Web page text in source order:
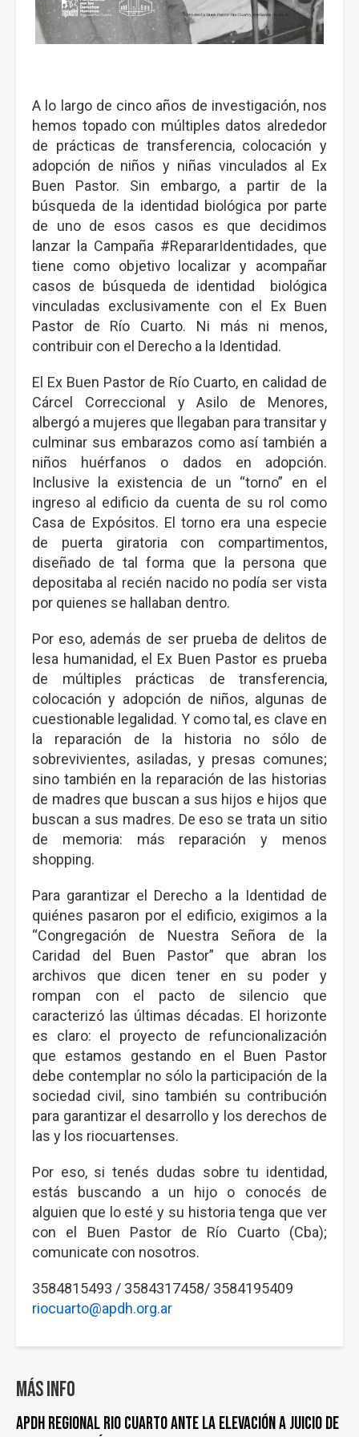
A lo largo de cinco años de investigación, nos
hemos topado con múltiples datos alrededor
de prácticas de transferencia, colocación y
adopción de niños y niñas vinculados al Ex
Buen Pastor. Sin embargo, a partir de la
búsqueda de la identidad biológica por parte
de uno de esos casos es que decidimos
lanzar la Campaña #RepararIdentidades, que
tiene como objetivo localizar y acompañar
casos de búsqueda de identidad biológica
vinculadas exclusivamente con el Ex Buen
Pastor de Río Cuarto. Ni más ni menos,
contribuir con el Derecho a la Identidad.
El Ex Buen Pastor de Río Cuarto, en calidad de
Cárcel Correccional y Asilo de Menores,
albergó a mujeres que llegaban para transitar y
culminar sus embarazos como así también a
niños huérfanos o dados en adopción.
Inclusive la existencia de un “torno” en el
ingreso al edificio da cuenta de su rol como
Casa de Expósitos. El torno era una especie
de puerta giratoria con compartimentos,
diseñado de tal forma que la persona que
depositaba al recién nacido no podía ser vista
por quienes se hallaban dentro.
Por eso, además de ser prueba de delitos de
lesa humanidad, el Ex Buen Pastor es prueba
de múltiples prácticas de transferencia,
colocación y adopción de niños, algunas de
cuestionable legalidad. Y como tal, es clave en
la reparación de la historia no sólo de
sobrevivientes, asiladas, y presas comunes;
sino también en la reparación de las historias
de madres que buscan a sus hijos e hijos que
buscan a sus madres. De eso se trata un sitio
de memoria: más reparación y menos
shopping.
Para garantizar el Derecho a la Identidad de
quiénes pasaron por el edificio, exigimos a la
“Congregación de Nuestra Señora de la
Caridad del Buen Pastor” que abran los
archivos que dicen tener en su poder y
rompan con el pacto de silencio que
caracterizó las últimas décadas. El horizonte
es claro: el proyecto de refuncionalización
que estamos gestando en el Buen Pastor
debe contemplar no sólo la participación de la
sociedad civil, sino también su contribución
para garantizar el desarrollo y los derechos de
las y los riocuartenses.
Por eso, si tenés dudas sobre tu identidad,
estás buscando a un hijo o conocés de
alguien que lo esté y su historia tenga que ver
con el Buen Pastor de Río Cuarto (Cba);
comunicate con nosotros.
3584815493 / 3584317458/ 3584195409
riocuarto@apdh.org.ar
Más info
APDH Regional Rio Cuarto ante la elevación a juicio de